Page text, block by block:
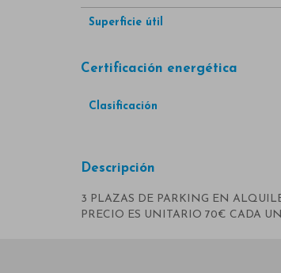
Superficie útil
Certificación energética
Clasificación
Descripción
3 PLAZAS DE PARKING EN
PRECIO ES UNITARIO 70€ CADA